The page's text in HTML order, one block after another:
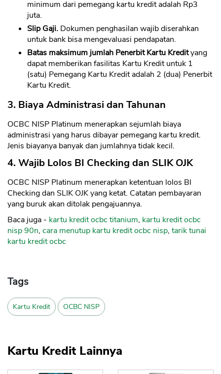
minimum dari pemegang kartu kredit adalah Rp3
juta.
Slip Gaji. Dokumen penghasilan wajib diserahkan
untuk bank bisa mengevaluasi pendapatan.
Batas maksimum jumlah Penerbit Kartu Kredityang
dapat memberikan fasilitas Kartu Kredit untuk 1
(satu) Pemegang Kartu Kredit adalah 2 (dua) Penerbit
Kartu Kredit.
3. Biaya Administrasi dan Tahunan
OCBC NISP Platinum menerapkan sejumlah biaya
administrasi yang harus dibayar pemegang kartu kredit.
Jenis biayanya banyak dan jumlahnya tidak kecil.
4. Wajib Lolos BI Checking dan SLIK OJK
OCBC NISP Platinum menerapkan ketentuan lolos BI
Checking dan SLIK OJK yang ketat. Catatan pembayaran
yang buruk akan ditolak pengajuannya.
Baca juga - kartu kredit ocbc titanium, kartu kredit ocbc
nisp 90n, cara menutup kartu kredit ocbc nisp, tarik tunai
kartu kredit ocbc
Tags
Kartu Kredit OCBC NISP
Kartu Kredit Lainnya
OK
CANCEL